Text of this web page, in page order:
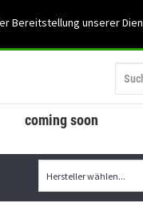
Bereitstellung unserer
coming soon